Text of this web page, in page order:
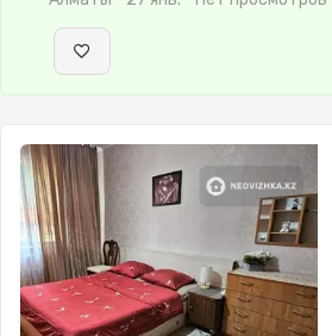
техника,Бесплатный Wi-Fi